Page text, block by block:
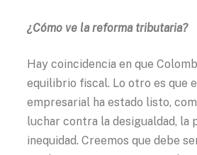
¿Cómo ve la reforma tributaria?
Hay coincidencia en que
equilibrio fiscal. Lo otro es que
empresarial ha estado listo,
luchar contra la desigualdad, la
inequidad. Creemos que debe